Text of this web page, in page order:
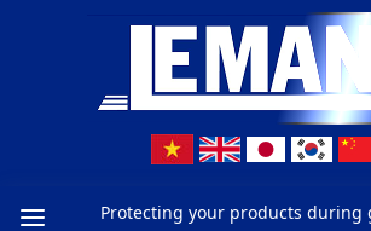
CÔNG TY TNHH LEMAN
Protecting your products